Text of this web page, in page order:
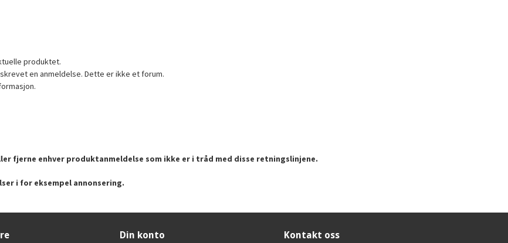
produktet.
en anmeldelse. Dette er ikke et forum.
fjerne enhver produktanmeldelse som ikke er i tråd med disse retningslinjene.
i for eksempel annonsering.
Din konto Kontakt oss